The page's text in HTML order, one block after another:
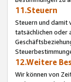
11.Steuern
Steuern und damit
tatsächlichen oder
12.Weitere
Wir können von